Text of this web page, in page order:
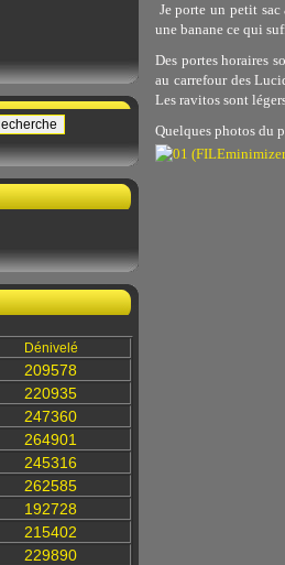
Dénivelé
209578
220935
247360
264901
245316
262585
192728
215402
229890
Je porte un petit
une banane ce qui
Des portes horaires
au carrefour des
Les ravitos sont
Quelques photos du